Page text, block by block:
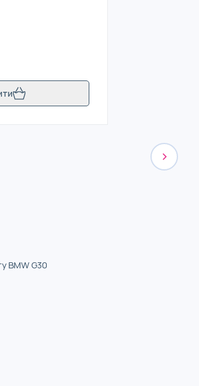
BMW G30